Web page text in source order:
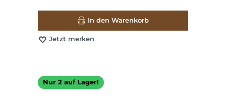
In den Warenkorb
Jetzt merken
Nur 2 auf Lager!